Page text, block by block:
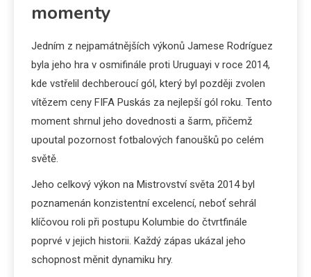
momenty
Jedním z nejpamátnějších výkonů Jamese Rodríguez
byla jeho hra v osmifinále proti Uruguayi v roce 2014,
kde vstřelil dechberoucí gól, který byl později zvolen
vítězem ceny FIFA Puskás za nejlepší gól roku. Tento
moment shrnul jeho dovednosti a šarm, přičemž
upoutal pozornost fotbalových fanoušků po celém
světě.
Jeho celkový výkon na Mistrovství světa 2014 byl
poznamenán konzistentní excelencí, neboť sehrál
klíčovou roli při postupu Kolumbie do čtvrtfinále
poprvé v jejich historii. Každý zápas ukázal jeho
schopnost měnit dynamiku hry.